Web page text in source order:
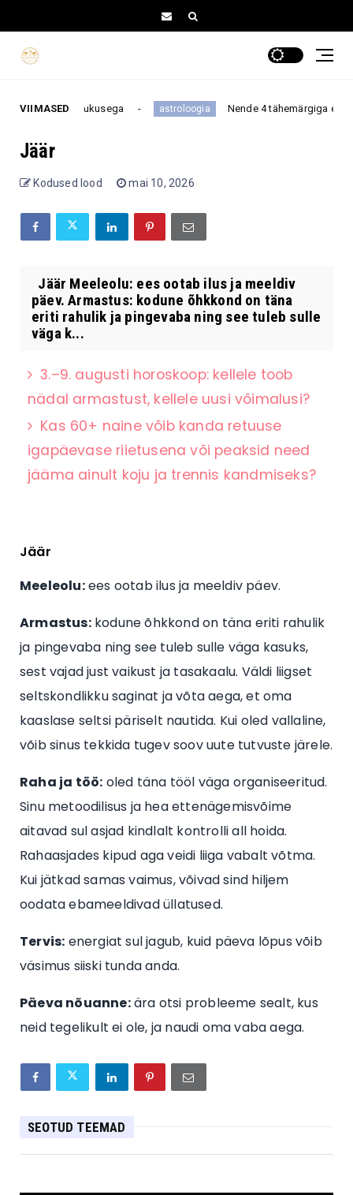
VIIMASEDja jõukusega astroloogia Nende 4 tähemärgiga ei
Jäär
Kodused lood mai 10, 2026
Jäär Meeleolu: ees ootab ilus ja meeldiv
päev. Armastus: kodune õhkkond on täna
eriti rahulik ja pingevaba ning see tuleb sulle
väga k...
3.–9. augusti horoskoop: kellele toob
nädal armastust, kellele uusi võimalusi?
Kas 60+ naine võib kanda retuuse
igapäevase riietusena või peaksid need
jääma ainult koju ja trennis kandmiseks?
Jäär
Meeleolu:ees ootab ilus ja meeldiv päev.
Armastus:kodune õhkkond on täna eriti rahulik
ja pingevaba ning see tuleb sulle väga kasuks,
sest vajad just vaikust ja tasakaalu. Väldi liigset
seltskondlikku saginat ja võta aega, et oma
kaaslase seltsi päriselt nautida. Kui oled vallaline,
võib sinus tekkida tugev soov uute tutvuste järele.
Raha ja töö: oled täna tööl väga organiseeritud.
Sinu metoodilisus ja hea ettenägemisvõime
aitavad sul asjad kindlalt kontrolli all hoida.
Rahaasjades kipud aga veidi liiga vabalt võtma.
Kui jätkad samas vaimus, võivad sind hiljem
oodata ebameeldivad üllatused.
Tervis: energiat sul jagub, kuid päeva lõpus võib
väsimus siiski tunda anda.
Päeva nõuanne:ära otsi probleeme sealt, kus
neid tegelikult ei ole, ja naudi oma vaba aega.
SEOTUD TEEMAD